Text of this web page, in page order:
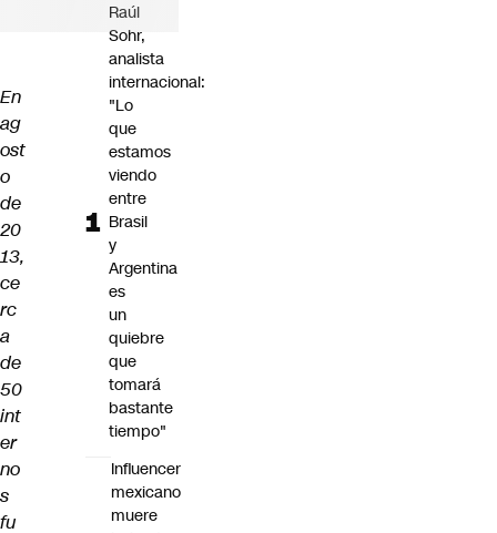
En
ag
ost
o
de
20
13,
ce
rc
a
de
50
int
er
no
s
fu
Raúl
Sohr,
analista
internacional:
"Lo
que
estamos
viendo
entre
Brasil
y
Argentina
es
un
quiebre
que
tomará
bastante
tiempo"
Influencer
mexicano
muere